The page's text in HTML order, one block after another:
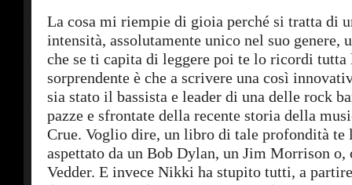
La cosa mi riempie di gioia perché si tratta di
intensità, assolutamente unico nel suo genere,
che se ti capita di leggere poi te lo ricordi
sorprendente è che a scrivere una così
sia stato il bassista e leader di una delle rock
pazze e sfrontate della recente storia della
Crue. Voglio dire, un libro di tale profondità te
aspettato da un Bob Dylan, un Jim Morrison o,
Vedder. E invece Nikki ha stupito tutti, a